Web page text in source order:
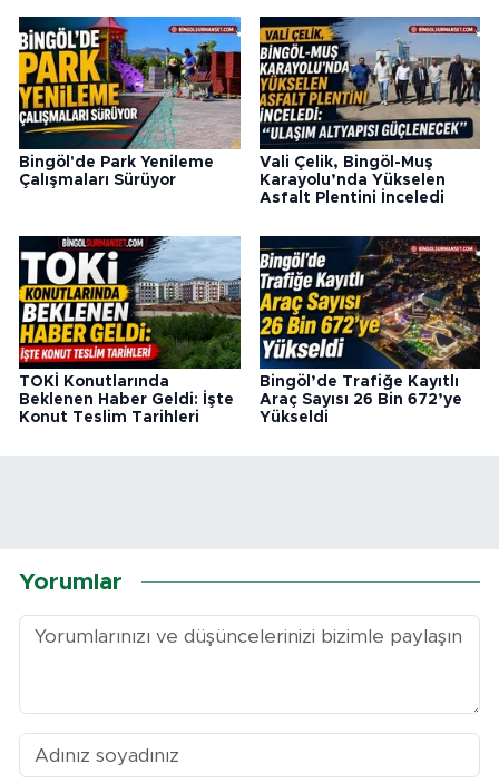
Bingöl'de Park Yenileme
Çalışmaları Sürüyor
Vali Çelik, Bingöl-Muş
Karayolu’nda Yükselen
Asfalt Plentini İnceledi
TOKİ Konutlarında
Beklenen Haber Geldi: İşte
Konut Teslim Tarihleri
Bingöl’de Trafiğe Kayıtlı
Araç Sayısı 26 Bin 672’ye
Yükseldi
Yorumlar